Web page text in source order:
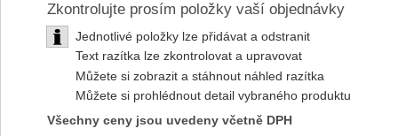
Můžete si zobrazit a stáhnout náhled razítka
Jednotlivé položky lze přidávat a odstranit
Zkontrolujte prosím položky vaší objednávky
Text razítka lze zkontrolovat a upravovat
Všechny ceny jsou uvedeny včetně DPH
Můžete si prohlédnout detail vybraného produktu